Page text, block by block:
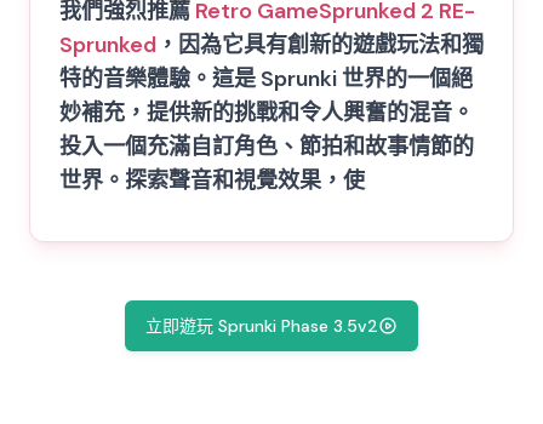
我們強烈推薦 Retro GameSprunked 2 RE-
Sprunked ，因為它具有創新的遊戲玩法和獨
特的音樂體驗。這是 Sprunki 世界的一個絕
妙補充，提供新的挑戰和令人興奮的混音。
投入一個充滿自訂角色、節拍和故事情節的
世界。探索聲音和視覺效果，使
立即遊玩 Sprunki Phase 3.5v2